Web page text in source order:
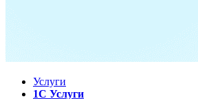
Услуги
1С Услуги